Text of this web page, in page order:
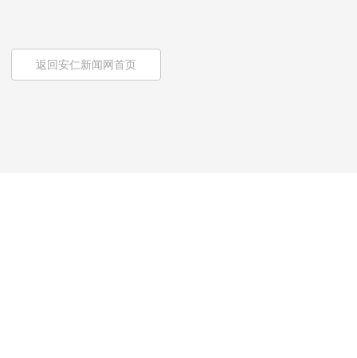
返回安仁新闻网首页